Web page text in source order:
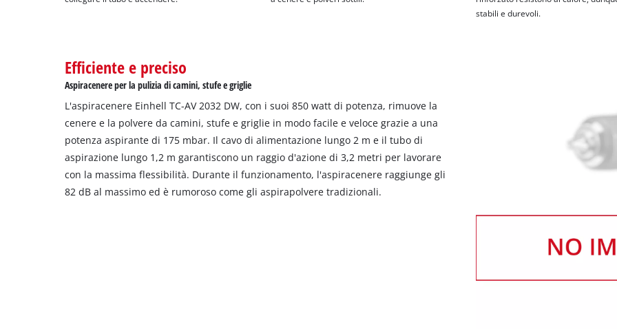
stabili e durevoli.
Efficiente e preciso
Aspiracenere per la pulizia di camini, stufe e griglie
L'aspiracenere Einhell TC-AV 2032 DW, con i suoi 850 watt di potenza, rimuove la
cenere e la polvere da camini, stufe e griglie in modo facile e veloce grazie a una
potenza aspirante di 175 mbar. Il cavo di alimentazione lungo 2 m e il tubo di
aspirazione lungo 1,2 m garantiscono un raggio d'azione di 3,2 metri per lavorare
con la massima flessibilità. Durante il funzionamento, l'aspiracenere raggiunge gli
82 dB al massimo ed è rumoroso come gli aspirapolvere tradizionali.